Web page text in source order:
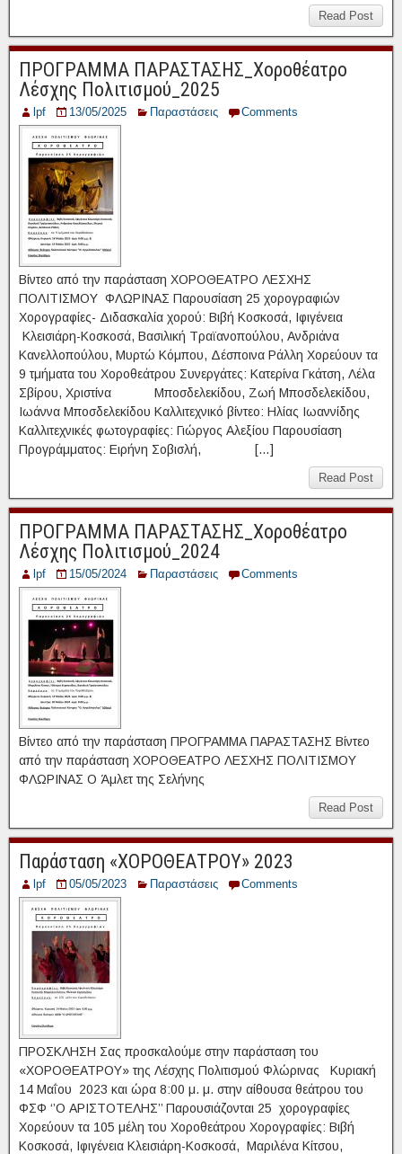
Read Post
ΠΡΟΓΡΑΜΜΑ ΠΑΡΑΣΤΑΣΗΣ_Χοροθέατρο
Λέσχης Πολιτισμού_2025
lpf 13/05/2025 Παραστάσεις Comments
Βίντεο από την παράσταση ΧΟΡΟΘΕΑΤΡΟ ΛΕΣΧΗΣ
ΠΟΛΙΤΙΣΜΟΥ ΦΛΩΡΙΝΑΣ Παρουσίαση 25 χορογραφιών
Χορογραφίες- Διδασκαλία χορού: Βιβή Κοσκοσά, Ιφιγένεια
Κλεισιάρη-Κοσκοσά, Βασιλική Τραϊανοπούλου, Ανδριάνα
Κανελλοπούλου, Μυρτώ Κόμπου, Δέσποινα Ράλλη Χορεύουν τα
9 τμήματα του Χοροθεάτρου Συνεργάτες: Κατερίνα Γκάτση, Λέλα
Σβίρου, Χριστίνα Μποσδελεκίδου, Ζωή Μποσδελεκίδου,
Ιωάννα Μποσδελεκίδου Καλλιτεχνικό βίντεο: Ηλίας Ιωαννίδης
Καλλιτεχνικές φωτογραφίες: Γιώργος Αλεξίου Παρουσίαση
Προγράμματος: Ειρήνη Σοβισλή, […]
Read Post
ΠΡΟΓΡΑΜΜΑ ΠΑΡΑΣΤΑΣΗΣ_Χοροθέατρο
Λέσχης Πολιτισμού_2024
lpf 15/05/2024 Παραστάσεις Comments
Βίντεο από την παράσταση ΠΡΟΓΡΑΜΜΑ ΠΑΡΑΣΤΑΣΗΣ Βίντεο
από την παράσταση ΧΟΡΟΘΕΑΤΡΟ ΛΕΣΧΗΣ ΠΟΛΙΤΙΣΜΟΥ
ΦΛΩΡΙΝΑΣ Ο Άμλετ της Σελήνης
Read Post
Παράσταση «ΧΟΡΟΘΕΑΤΡΟΥ» 2023
lpf 05/05/2023 Παραστάσεις Comments
ΠΡΟΣΚΛΗΣΗ Σας προσκαλούμε στην παράσταση του
«ΧΟΡΟΘΕΑΤΡΟΥ» της Λέσχης Πολιτισμού Φλώρινας Κυριακή
14 Μαΐου 2023 και ώρα 8:00 μ. μ. στην αίθουσα θεάτρου του
ΦΣΦ ‘’Ο ΑΡΙΣΤΟΤΕΛΗΣ’’ Παρουσιάζονται 25 χορογραφίες
Χορεύουν τα 105 μέλη του Χοροθεάτρου Χορογραφίες: Βιβή
Κοσκοσά, Ιφιγένεια Κλεισιάρη-Κοσκοσά, Μαριλένα Κίτσου,